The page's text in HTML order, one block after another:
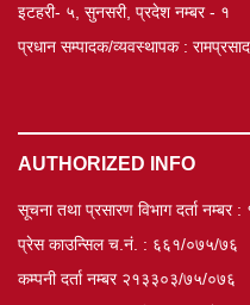
इटहरी- ५, सुनसरी, प्रदेश नम्बर - १
प्रधान सम्पादक/व्यवस्थापक :
AUTHORIZED INFO
सूचना तथा प्रसारण विभाग दर्ता
प्रेस काउन्सिल च.नं. : ६६१/०७५/७६
कम्पनी दर्ता नम्बर २१३३०३/७५/०७६